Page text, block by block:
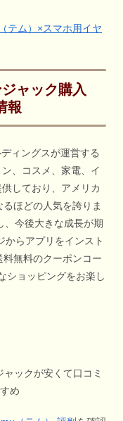
テム）×スマホ用イヤ
ャック購入
報
ィングスが運営する
、コスメ、家電、イ
しており、アメリカ
ほどの人気を誇りま
、今後大きな成長が期
からアプリをインスト
無料のクーポンコー
ショッピングをお楽し